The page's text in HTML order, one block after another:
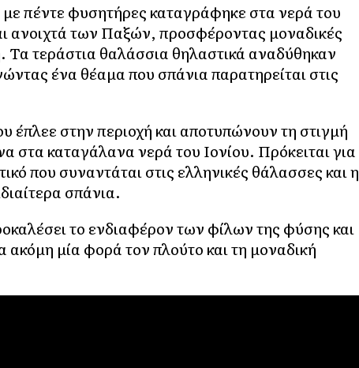
πέντε φυσητήρες καταγράφηκε στα νερά του
ανοιχτά των Παξών, προσφέροντας μοναδικές
Τα τεράστια θαλάσσια θηλαστικά αναδύθηκαν
ένα θέαμα που σπάνια παρατηρείται στις
στην περιοχή και αποτυπώνουν τη στιγμή
στα καταγάλανα νερά του Ιονίου. Πρόκειται για
που συναντάται στις ελληνικές θάλασσες και η
σπάνια.
το ενδιαφέρον των φίλων της φύσης και
μία φορά τον πλούτο και τη μοναδική